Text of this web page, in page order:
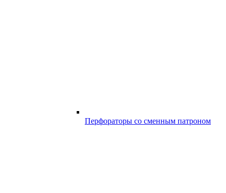
Перфораторы со сменным патроном